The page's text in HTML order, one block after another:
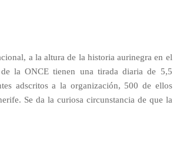
a la altura de la historia aurinegra en el
la ONCE tienen una tirada diaria de 5,5
adscritos a la organización, 500 de ellos
Se da la curiosa circunstancia de que la